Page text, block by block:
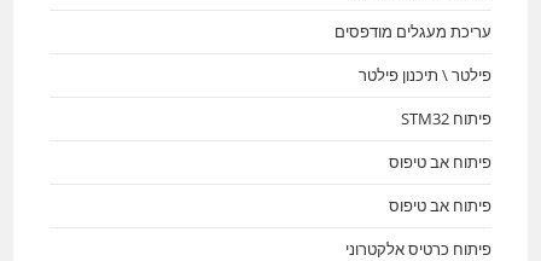
עריכת מעגלים מודפסים
פילטר \ תיכנון פילטר
פיתוח STM32
פיתוח אב טיפוס
פיתוח אב טיפוס
פיתוח כרטיס אלקטרוני